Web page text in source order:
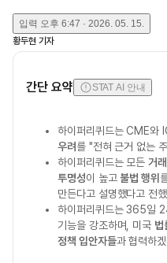
입력 오후 6:47 · 2026. 05. 15.
황두현 기자
간단 요약 STAT AI 안내
하이퍼리퀴드는 CME와
우려를 "전혀 근거 없는
하이퍼리퀴드는 모든거
투명성이 높고불법 행위
만든다고 설명했다고 전
하이퍼리퀴드는 365일
기능을 강조하며, 미국 법
정책 입안자들과 협력하